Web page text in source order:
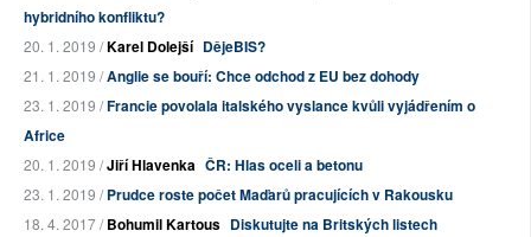
hybridního konfliktu?
20. 1. 2019 /Karel Dolejší DějeBIS?
21. 1. 2019 /Anglie se bouří: Chce odchod z EU bez dohody
23. 1. 2019 /Francie povolala italského vyslance kvůli vyjádřením o
Africe
20. 1. 2019 /Jiří Hlavenka ČR: Hlas oceli a betonu
23. 1. 2019 /Prudce roste počet Maďarů pracujících v Rakousku
18. 4. 2017 /Bohumil Kartous Diskutujte na Britských listech